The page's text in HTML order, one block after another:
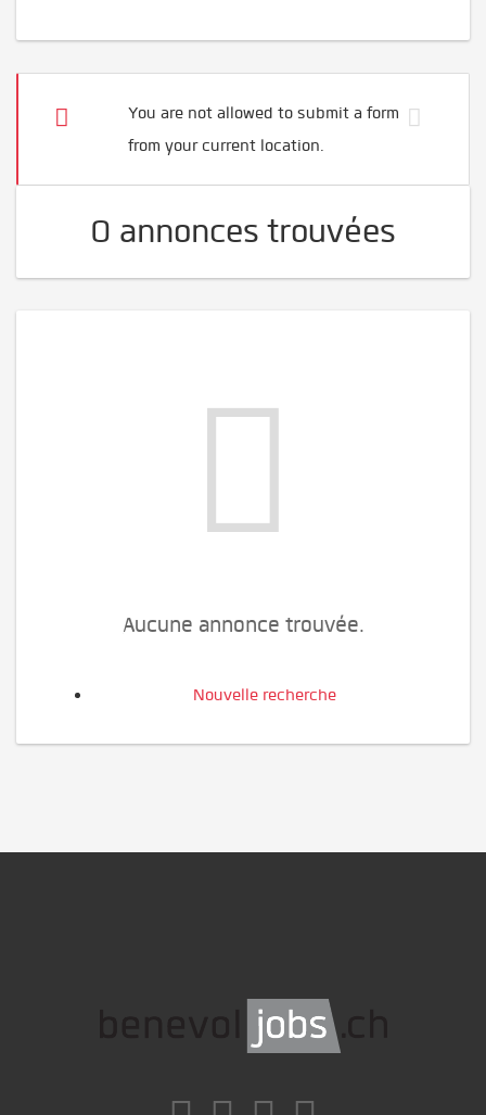
You are not allowed to submit a form
from your current location.
0 annonces trouvées
Aucune annonce trouvée.
Nouvelle recherche